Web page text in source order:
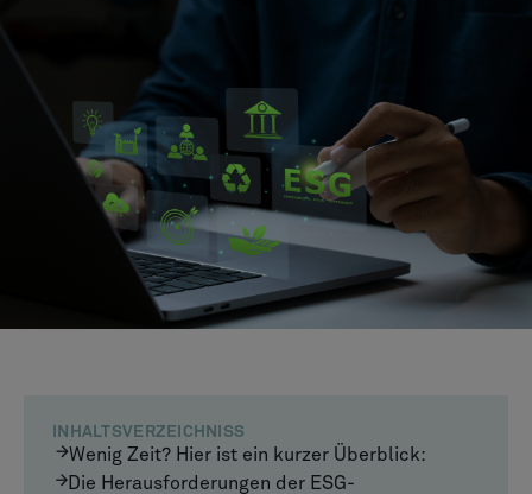
INHALTSVERZEICHNISS
Wenig Zeit? Hier ist ein kurzer Überblick:
Die Herausforderungen der ESG-